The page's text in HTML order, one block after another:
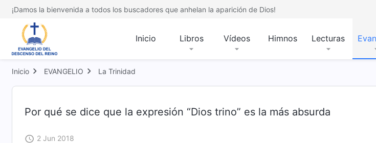
¡Damos la bienvenida a todos los buscadores que anhelan la aparición de Dios!
Inicio Libros Vídeos Himnos Lecturas
Inicio EVANGELIO La Trinidad
Por qué se dice que la expresión “Dios trino” es la más absurda
2 Jun 2018